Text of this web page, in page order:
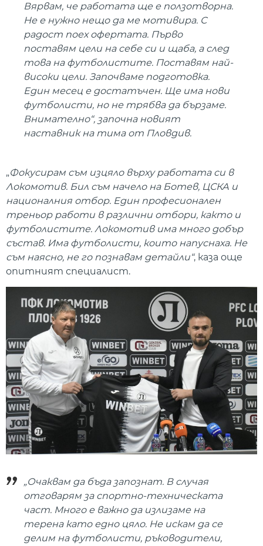
Вярвам, че работата ще е ползотворна.
Не е нужно нещо да ме мотивира. С
радост поех офертата. Първо
поставям цели на себе си и щаба, а след
това на футболистите. Поставям най-
високи цели. Започваме подготовка.
Един месец е достатъчен. Ще има нови
футболисти, но не трябва да бързаме.
Внимателно“, започна новият
наставник на тима от Пловдив.
„Фокусирам съм изцяло върху работата си в
Локомотив. Бил съм начело на Ботев, ЦСКА и
националния отбор. Един професионален
треньор работи в различни отбори, както и
футболистите. Локомотив има много добър
състав. Има футболисти, които напуснаха. Не
съм наясно, не го познавам детайли“, каза още
опитният специалист.
„Очаквам да бъда запознат. В случая
отговарям за спортно-техническата
част. Много е важно да излизаме на
терена като едно цяло. Не искам да се
делим на футболисти, ръководители,